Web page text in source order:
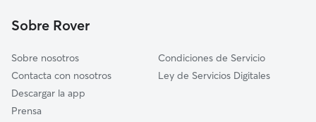
Orihuela
Sobre Rover
Sobre nosotros
Contacta con nosotros
Descargar la app
Prensa
Condiciones de Servicio
Ley de Servicios Digitales